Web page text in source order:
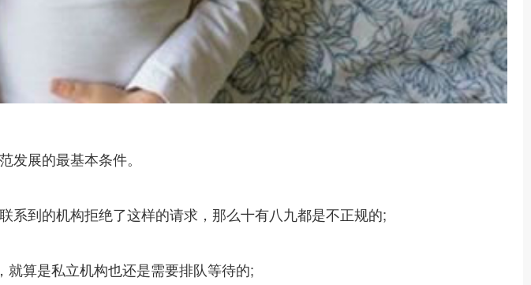
展的最基本条件。
系到的机构拒绝了这样的请求，那么十有八九都是不正规的;
就算是私立机构也还是需要排队等待的;